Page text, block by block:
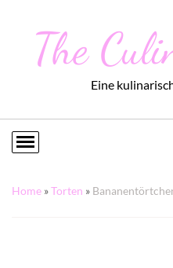
The
Eine
Home »Torten »